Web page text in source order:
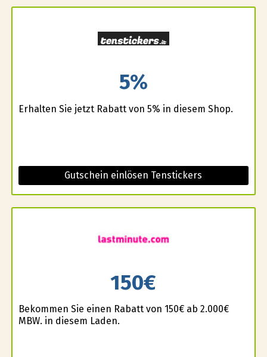
5%
Erhalten Sie jetzt Rabatt von 5% in diesem Shop.
Gutschein einlösen Tenstickers
150€
Bekommen Sie einen Rabatt von 150€ ab 2.000€
MBW. in diesem Laden.